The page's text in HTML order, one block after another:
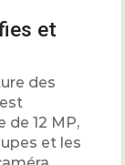
et
des
de 12 MP,
et les